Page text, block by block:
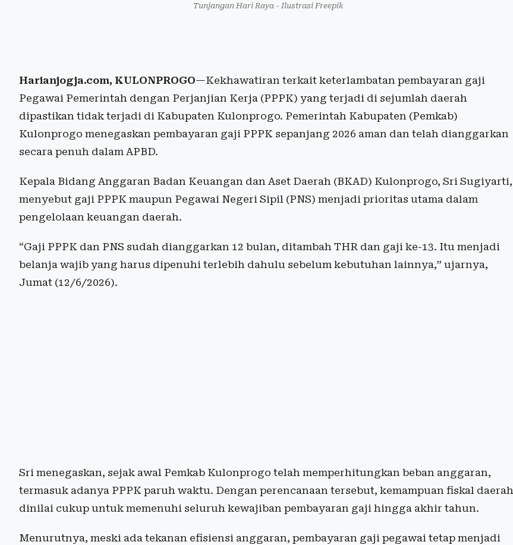
Tunjangan Hari Raya - Ilustrasi Freepik
Harianjogja.com, KULONPROGO—Kekhawatiran terkait keterlambatan pembayaran gaji
Pegawai Pemerintah dengan Perjanjian Kerja (PPPK) yang terjadi di sejumlah daerah
dipastikan tidak terjadi di Kabupaten Kulonprogo. Pemerintah Kabupaten (Pemkab)
Kulonprogo menegaskan pembayaran gaji PPPK sepanjang 2026 aman dan telah dianggarkan
secara penuh dalam APBD.
Kepala Bidang Anggaran Badan Keuangan dan Aset Daerah (BKAD) Kulonprogo, Sri Sugiyarti,
menyebut gaji PPPK maupun Pegawai Negeri Sipil (PNS) menjadi prioritas utama dalam
pengelolaan keuangan daerah.
“Gaji PPPK dan PNS sudah dianggarkan 12 bulan, ditambah THR dan gaji ke-13. Itu menjadi
belanja wajib yang harus dipenuhi terlebih dahulu sebelum kebutuhan lainnya,” ujarnya,
Jumat (12/6/2026).
Sri menegaskan, sejak awal Pemkab Kulonprogo telah memperhitungkan beban anggaran,
termasuk adanya PPPK paruh waktu. Dengan perencanaan tersebut, kemampuan fiskal daerah
dinilai cukup untuk memenuhi seluruh kewajiban pembayaran gaji hingga akhir tahun.
Menurutnya, meski ada tekanan efisiensi anggaran, pembayaran gaji pegawai tetap menjadi